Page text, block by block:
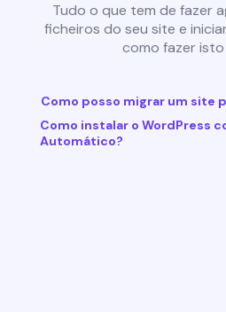
Tudo o que tem de fazer
ficheiros do seu site e
como fazer isto
Como posso migrar um site
Como instalar o WordPress
Automático?